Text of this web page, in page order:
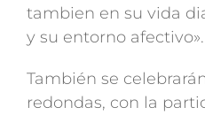
tambien en su vida
y su entorno afectivo».
También se
redondas, con la